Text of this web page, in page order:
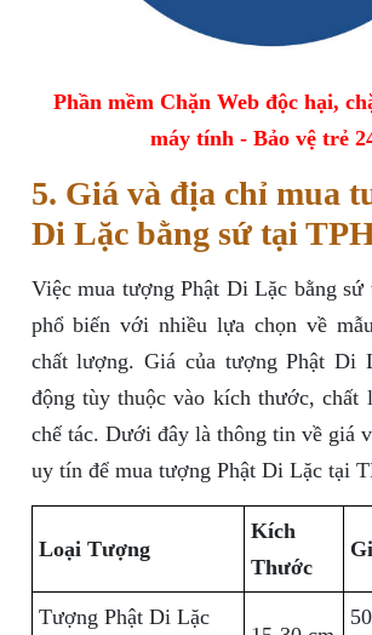
Phần mềm Chặn Web độc hại,
máy tính - Bảo vệ trẻ
5. Giá và địa chỉ mua
Di Lặc bằng sứ tại
Việc mua tượng Phật Di Lặc bằng
phổ biến với nhiều lựa chọn về
chất lượng. Giá của tượng Phật Di
động tùy thuộc vào kích thước, chất
chế tác. Dưới đây là thông tin về giá
uy tín để mua tượng Phật Di Lặc tại
Loại Tượng
Kích
Thước
Tượng Phật Di Lặc